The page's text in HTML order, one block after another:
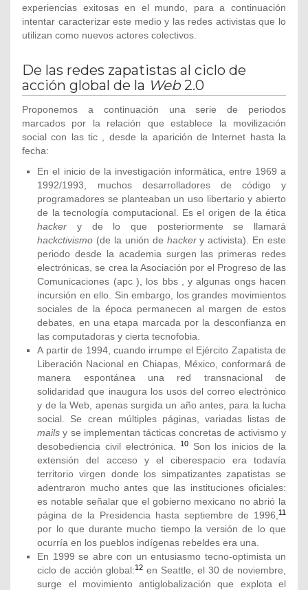
experiencias exitosas en el mundo, para a continuación
intentar caracterizar este medio y las redes activistas que lo
utilizan como nuevos actores colectivos.
De las redes zapatistas al ciclo de
acción global de la Web2.0
Proponemos a continuación una serie de periodos
marcados por la relación que establece la movilización
social con las tic , desde la aparición de Internet hasta la
fecha:
En el inicio de la investigación informática, entre 1969 a
1992/1993, muchos desarrolladores de código y
programadores se planteaban un uso libertario y abierto
de la tecnología computacional. Es el origen de la ética
hacker y de lo que posteriormente se llamará
hackctivismo (de la unión de hackery activista). En este
periodo desde la academia surgen las primeras redes
electrónicas, se crea la Asociación por el Progreso de las
Comunicaciones (apc ), los bbs , y algunas ongs hacen
incursión en ello. Sin embargo, los grandes movimientos
sociales de la época permanecen al margen de estos
debates, en una etapa marcada por la desconfianza en
las computadoras y cierta tecnofobia.
A partir de 1994, cuando irrumpe el Ejército Zapatista de
Liberación Nacional en Chiapas, México, conformará de
manera espontánea una red transnacional de
solidaridad que inaugura los usos del correo electrónico
y de la Web, apenas surgida un año antes, para la lucha
social. Se crean múltiples páginas, variadas listas de
mails y se implementan tácticas concretas de activismo y
desobediencia civil electrónica.10
Son los inicios de la
extensión del acceso y el ciberespacio era todavía
territorio virgen donde los simpatizantes zapatistas se
adentraron mucho antes que las instituciones oficiales:
es notable señalar que el gobierno mexicano no abrió la
página de la Presidencia hasta septiembre de 1996,11
por lo que durante mucho tiempo la versión de lo que
ocurría en los pueblos indígenas rebeldes era una.
En 1999 se abre con un entusiasmo tecno-optimista un
ciclo de acción global:12 en Seattle, el 30 de noviembre,
surge el movimiento antiglobalización que explota el